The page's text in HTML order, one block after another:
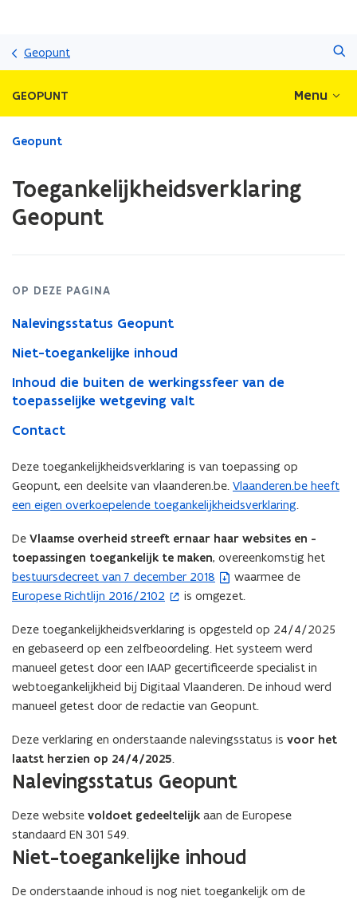
gaan
Geopunt
GEOPUNT Menu
Gedaan
bevindt
zich
Geopunt
Toegankelijkheidsverklaring
Geopunt
OP DEZE PAGINA
Nalevingsstatus Geopunt
Niet-toegankelijke inhoud
Inhoud die buiten de werkingssfeer van de
toepasselijke wetgeving valt
Contact
Deze toegankelijkheidsverklaring is van toepassing op
Geopunt, een deelsite van vlaanderen.be. Vlaanderen.be heeft
een eigen overkoepelende toegankelijkheidsverklaring.
De Vlaamse overheid streeft ernaar haar websites en -
toepassingen toegankelijk te maken, overeenkomstig het
bestuursdecreet van 7 december 2018
(
b
s
t
a
n
d
n
n
i
waarmee de
Europese Richtlijn 2016/2102
(
p
e
n
t
i
e
e
n
is omgezet.
Deze toegankelijkheidsverklaring is opgesteld op 24/4/2025
en gebaseerd op een zelfbeoordeling. Het systeem werd
manueel getest door een IAAP gecertificeerde specialist in
webtoegankelijkheid bij Digitaal Vlaanderen. De inhoud werd
manueel getest door de redactie van Geopunt.
Deze verklaring en onderstaande nalevingsstatus is voor het
laatst herzien op 24/4/2025.
Nalevingsstatus Geopunt
Deze website voldoet gedeeltelijk aan de Europese
standaard EN 301 549.
Niet-toegankelijke inhoud
De onderstaande inhoud is nog niet toegankelijk om de